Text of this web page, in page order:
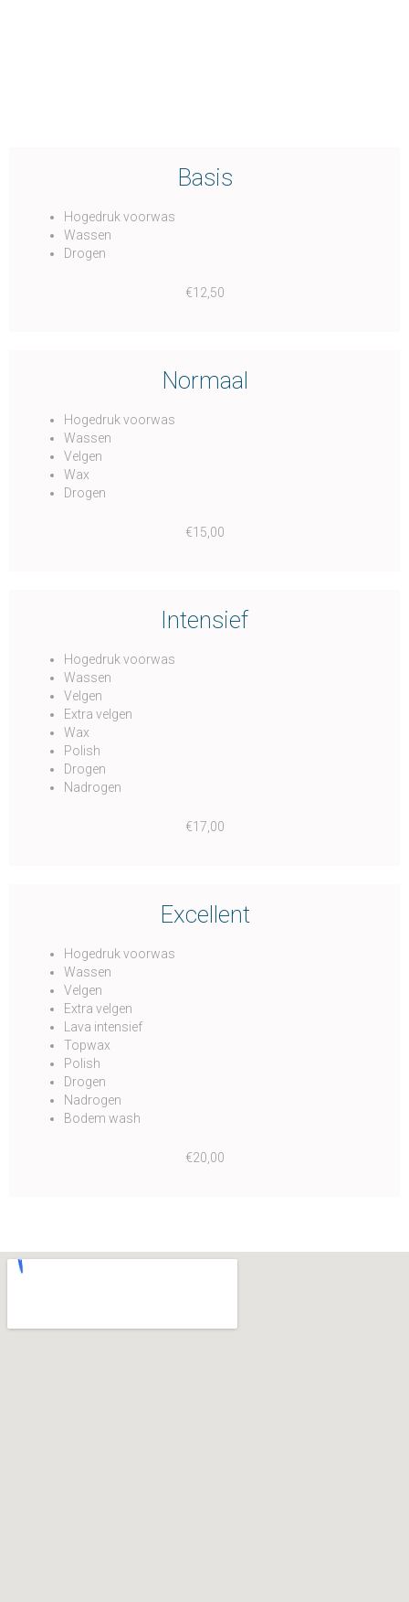
Basis
Hogedruk voorwas
Wassen
Drogen
€12,50
Normaal
Hogedruk voorwas
Wassen
Velgen
Wax
Drogen
€15,00
Intensief
Hogedruk voorwas
Wassen
Velgen
Extra velgen
Wax
Polish
Drogen
Nadrogen
€17,00
Excellent
Hogedruk voorwas
Wassen
Velgen
Extra velgen
Lava intensief
Topwax
Polish
Drogen
Nadrogen
Bodem wash
€20,00